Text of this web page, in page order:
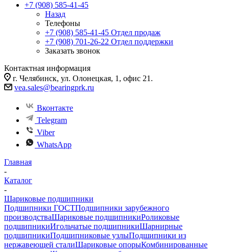
+7 (908) 585-41-45
Назад
Телефоны
+7 (908) 585-41-45 Отдел продаж
+7 (908) 701-26-22 Отдел поддержки
Заказать звонок
Контактная информация
г. Челябинск, ул. Олонецкая, 1, офис 21.
vea.sales@bearingprk.ru
Вконтакте
Telegram
Viber
WhatsApp
Главная
-
Каталог
-
Шариковые подшипники
Подшипники ГОСТПодшипники зарубежного
производстваШариковые подшипникиРоликовые
подшипникиИгольчатые подшипникиШарнирные
подшипникиПодшипниковые узлыПодшипники из
нержавеющей сталиШариковые опорыКомбинированные